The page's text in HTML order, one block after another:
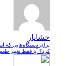
خشایار
برای دستگاه‌هایی که
کرد؟ آیا فقط تغییر